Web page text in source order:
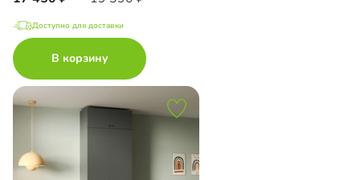
Доступно для доставки
В корзину